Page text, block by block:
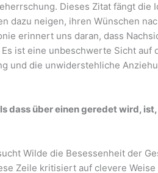
Dieses Zitat fängt die
dazu neigen, ihren Wünschen
erinnert uns daran, dass
ist eine unbeschwerte Sicht auf
und die unwiderstehliche
dass über einen geredet wird,
Wilde die Besessenheit der
Zeile kritisiert auf clevere Weise